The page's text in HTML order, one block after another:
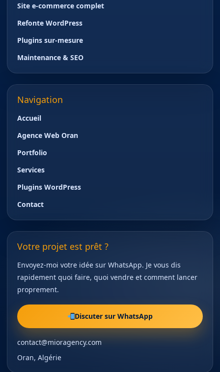
Site e-commerce complet
Refonte WordPress
Plugins sur-mesure
Maintenance & SEO
Navigation
Accueil
Agence Web Oran
Portfolio
Services
Plugins WordPress
Contact
Votre projet est prêt ?
Envoyez-moi votre idée sur WhatsApp. Je vous dis
rapidement quoi faire, quoi vendre et comment lancer
proprement.
Discuter sur WhatsApp
contact@mioragency.com
Oran, Algérie